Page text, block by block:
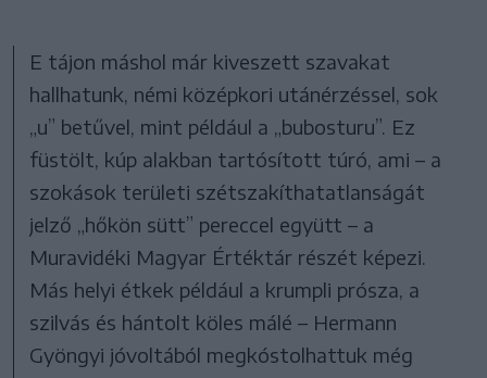
E tájon máshol már kiveszett szavakat
hallhatunk, némi középkori utánérzéssel, sok
„u” betűvel, mint például a „bubosturu”. Ez
füstölt, kúp alakban tartósított túró, ami – a
szokások területi szétszakíthatatlanságát
jelző „hőkön sütt” pereccel együtt – a
Muravidéki Magyar Értéktár részét képezi.
Más helyi étkek például a krumpli prósza, a
szilvás és hántolt köles málé – Hermann
Gyöngyi jóvoltából megkóstolhattuk még